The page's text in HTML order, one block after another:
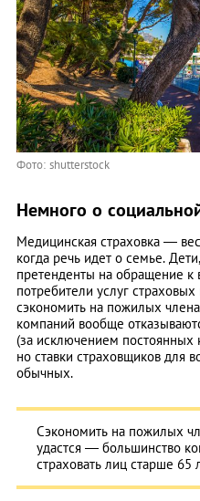
Фото: shutterstock
Немного о
Медицинская страховка —
когда речь идет о семье.
претенденты на обращение к
потребители услуг
сэкономить на пожилых
компаний вообще
(за исключением
но ставки страховщиков для
обычных.
Сэкономить на пожилых
удастся — большинство
страховать лиц старше 65